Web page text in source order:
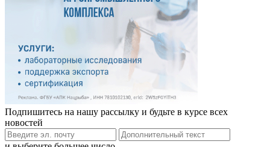
Подпишитесь на нашу рассылку и будьте в курсе всех
новостей